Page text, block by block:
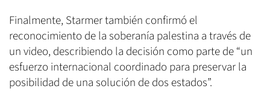
Finalmente, Starmer también confirmó el
reconocimiento de la soberanía palestina a través de
un video, describiendo la decisión como parte de “un
esfuerzo internacional coordinado para preservar la
posibilidad de una solución de dos estados”.